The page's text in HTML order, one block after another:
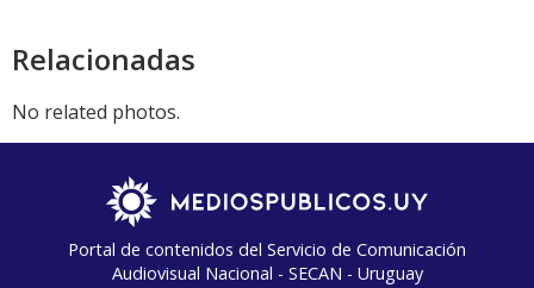
Relacionadas
No related photos.
Portal de contenidos del Servicio de Comunicación
Audiovisual Nacional - SECAN - Uruguay